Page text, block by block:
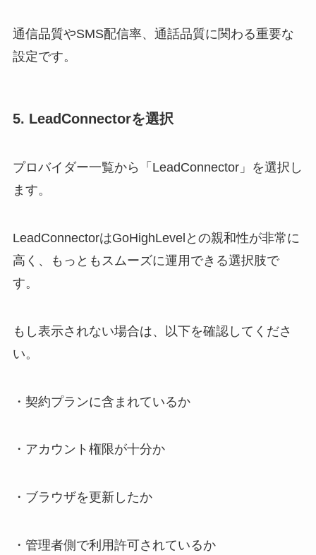
通信品質やSMS配信率、通話品質に関わる重要な
設定です。
5. LeadConnectorを選択
プロバイダー一覧から「LeadConnector」を選択し
ます。
LeadConnectorはGoHighLevelとの親和性が非常に
高く、もっともスムーズに運用できる選択肢で
す。
もし表示されない場合は、以下を確認してくださ
い。
・契約プランに含まれているか
・アカウント権限が十分か
・ブラウザを更新したか
・管理者側で利用許可されているか